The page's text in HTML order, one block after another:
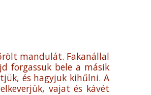
mandulát. Fakanállal
forgassuk bele a másik
és hagyjuk kihűlni. A
vajat és kávét